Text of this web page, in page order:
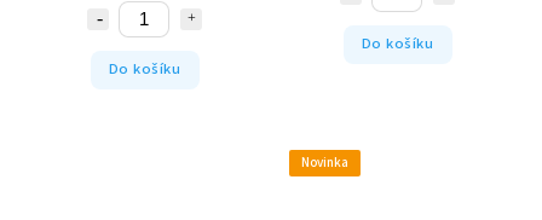
Do košíku
Do košíku
Novinka